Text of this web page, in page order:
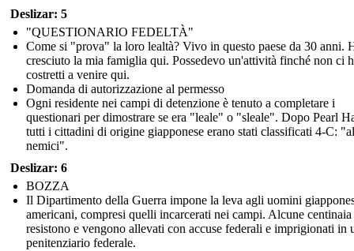
Deslizar: 5
"QUESTIONARIO FEDELTÀ"
Come si "prova" la loro lealtà? Vivo in questo paese da 30 anni.
cresciuto la mia famiglia qui. Possedevo un'attività finché non ci
costretti a venire qui.
Domanda di autorizzazione al permesso
Ogni residente nei campi di detenzione è tenuto a completare i
questionari per dimostrare se era "leale" o "sleale". Dopo Pearl
tutti i cittadini di origine giapponese erano stati classificati 4-C:
nemici".
Deslizar: 6
BOZZA
Il Dipartimento della Guerra impone la leva agli uomini
americani, compresi quelli incarcerati nei campi. Alcune centinaia
resistono e vengono allevati con accuse federali e imprigionati in
penitenziario federale.